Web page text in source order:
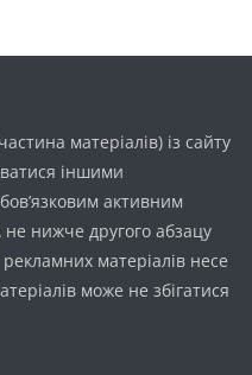
матеріалів) із сайту
іншими
активним
не нижче другого абзацу
рекламних матеріалів несе
може не збігатися